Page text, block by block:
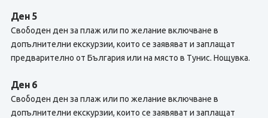
Ден 5
Свободен ден за плаж или по желание включване в
допълнителни екскурзии, които се заявяват и заплащат
предварително от България или на място в Тунис. Нощувка.
Ден 6
Свободен ден за плаж или по желание включване в
допълнителни екскурзии, които се заявяват и заплащат